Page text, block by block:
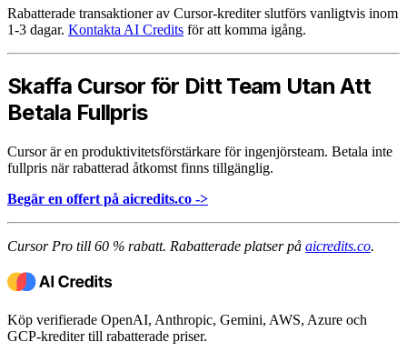
Rabatterade transaktioner av Cursor-krediter slutförs vanligtvis inom
1-3 dagar. Kontakta AI Credits för att komma igång.
Skaffa Cursor för Ditt Team Utan Att
Betala Fullpris
Cursor är en produktivitetsförstärkare för ingenjörsteam. Betala inte
fullpris när rabatterad åtkomst finns tillgänglig.
Begär en offert på aicredits.co ->
Cursor Pro till 60 % rabatt. Rabatterade platser på aicredits.co.
Köp verifierade OpenAI, Anthropic, Gemini, AWS, Azure och
GCP-krediter till rabatterade priser.